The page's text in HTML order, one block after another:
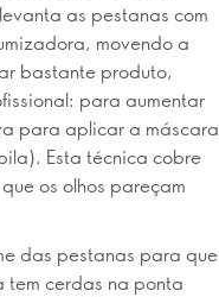
as pestanas com
movendo a
bastante produto,
para aumentar
para aplicar a máscara
Esta técnica cobre
os olhos pareçam
das pestanas para que
tem cerdas na ponta